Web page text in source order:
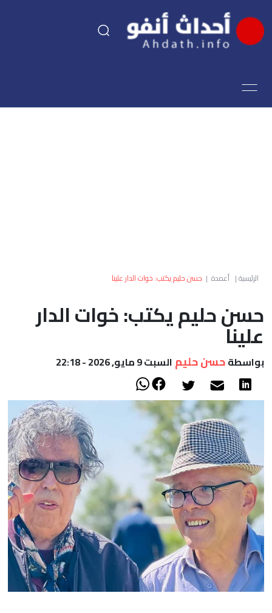
اقتصاد
العالم
أعمدة
الرئيسية| أعمدة | حسن حليم يكتب: خوات الدار علينا
حسن حليم يكتب: خوات الدار
علينا
بواسطةحسن حليم السبت 9 مايو, 2026 - 22:18